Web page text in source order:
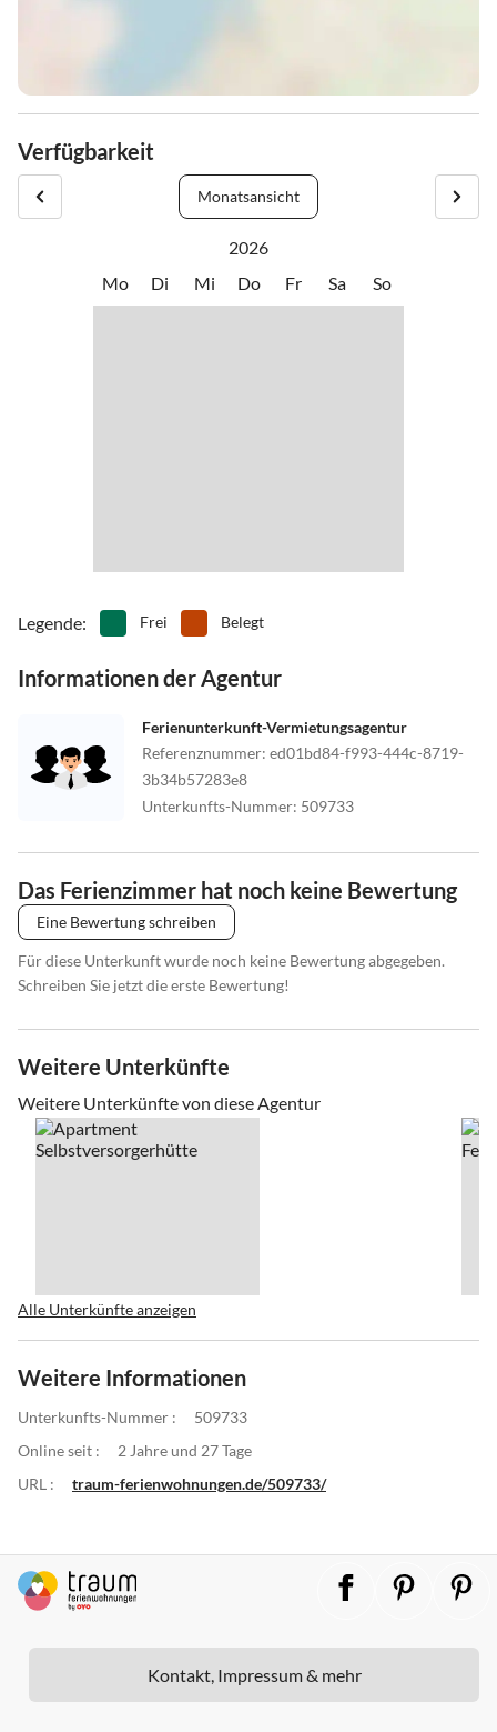
Verfügbarkeit
Monatsansicht
2026
Mo
Di Mi Do Fr Sa So
Legende: Frei Belegt
Informationen der Agentur
Ferienunterkunft-Vermietungsagentur
Referenznummer: ed01bd84-f993-444c-8719-
3b34b57283e8
Unterkunfts-Nummer: 509733
Das Ferienzimmer hat noch keine Bewertung
Eine Bewertung schreiben
Für diese Unterkunft wurde noch keine Bewertung abgegeben.
Schreiben Sie jetzt die erste Bewertung!
Weitere Unterkünfte
Weitere Unterkünfte von diese Agentur
Alle Unterkünfte anzeigen
Weitere Informationen
Unterkunfts-Nummer :
509733
Online seit :
2 Jahre und 27 Tage
URL :
traum-ferienwohnungen.de/509733/
Kontakt, Impressum & mehr